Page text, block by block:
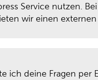
Service nutzen.
wir einen
ich deine Fragen per